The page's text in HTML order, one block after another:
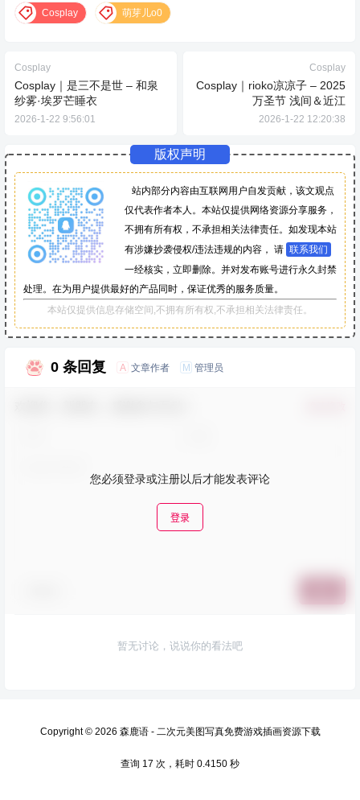
Cosplay 萌芽儿o0
Cosplay
Cosplay｜是三不是世 – 和泉
纱雾·埃罗芒睡衣
2026-1-22 9:56:01
Cosplay
Cosplay｜rioko凉凉子 – 2025
万圣节 浅间＆近江
2026-1-22 12:20:38
版权声明
站内部分内容由互联网用户自发贡献，该文观点
仅代表作者本人。本站仅提供网络资源分享服务，
不拥有所有权，不承担相关法律责任。如发现本站
有涉嫌抄袭侵权/违法违规的内容， 请 联系我们
一经核实，立即删除。并对发布账号进行永久封禁
处理。在为用户提供最好的产品同时，保证优秀的服务质量。
本站仅提供信息存储空间,不拥有所有权,不承担相关法律责任。
0 条回复 A 文章作者 M 管理员
您必须登录或注册以后才能发表评论
登录
暂无讨论，说说你的看法吧
Copyright © 2026 森鹿语 - 二次元美图写真免费游戏插画资源下载
查询 17 次，耗时 0.4150 秒